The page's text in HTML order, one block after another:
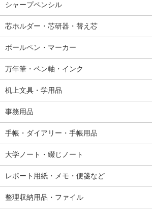
シャープペンシル
芯ホルダー・芯研器・替え芯
ボールペン・マーカー
万年筆・ペン軸・インク
机上文具・学用品
事務用品
手帳・ダイアリー・手帳用品
大学ノート・綴じノート
レポート用紙・メモ・便箋など
整理収納用品・ファイル